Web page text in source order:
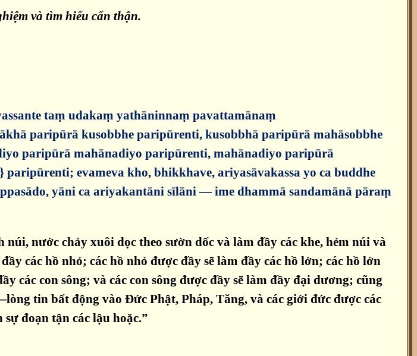
và tìm hiểu cẩn thận.
taṃ udakaṃ yathāninnaṃ pavattamānaṃ
paripūrā kusobbhe paripūrenti, kusobbhā paripūrā mahāsobbhe
paripūrā mahānadiyo paripūrenti, mahānadiyo paripūrā
evameva kho, bhikkhave, ariyasāvakassa yo ca buddhe
yāni ca ariyakantāni sīlāni — ime dhammā sandamānā pāraṃ
nước chảy xuôi dọc theo sườn dốc và làm đầy các khe, hẻm núi và
các hồ nhỏ; các hồ nhỏ được đầy sẽ làm đầy các hồ lớn; các hồ lớn
các con sông; và các con sông được đầy sẽ làm đầy đại dương; cũng
tin bất động vào Đức Phật, Pháp, Tăng, và các giới đức được các
đoạn tận các lậu hoặc.”